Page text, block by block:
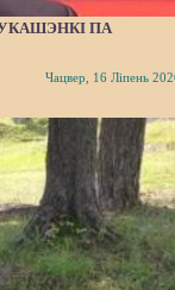
ПА
Чацвер, 16 Ліпень